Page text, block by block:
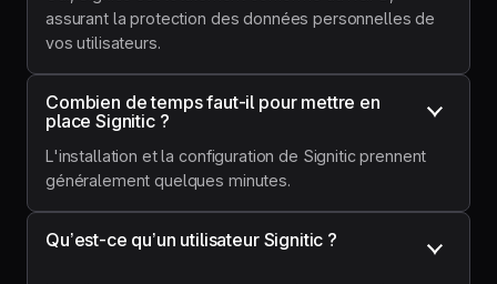
assurant la protection des données personnelles de
vos utilisateurs.
Combien de temps faut-il pour mettre en
place Signitic ?
L'installation et la configuration de Signitic prennent
généralement quelques minutes.
Qu’est-ce qu’un utilisateur Signitic ?